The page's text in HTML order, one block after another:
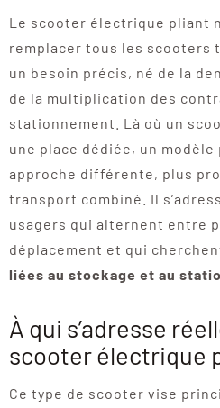
Le scooter électrique pliant
remplacer tous les scooters
un besoin précis, né de la
de la multiplication des
stationnement. Là où un
une place dédiée, un
approche différente, plus
transport combiné. Il
usagers qui alternent entre
déplacement et qui
liées au stockage et au
À qui s’adresse
scooter électrique
Ce type de scooter vise